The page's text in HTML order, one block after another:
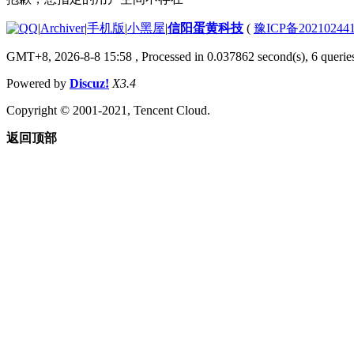
|Archiver|手机版|小黑屋|信阳蛋黄科技 ( 豫ICP备
GMT+8, 2026-8-8 15:58 , Processed in 0.037862 second(s), 6
Powered by Discuz! X3.4
Copyright © 2001-2021, Tencent Cloud.
返回顶部